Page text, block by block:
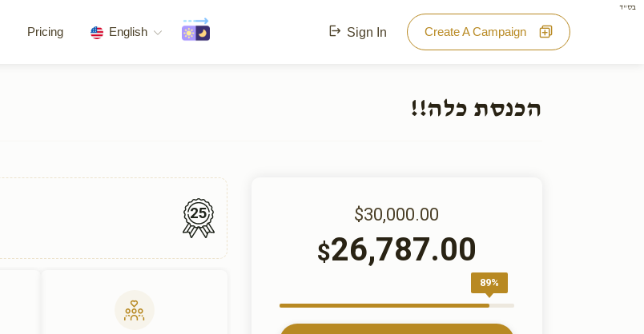
בס"ד
Pricing English Sign In Create A Campaign
הכנסת כלה!!
25 $30,000.00
$26,787.00
89%